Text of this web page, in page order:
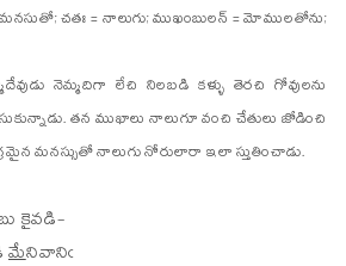
చతః = నాలుగు; ముఖంబులన్ = మోములతోను;
నెమ్మదిగా లేచి నిలబడి కళ్ళు తెరచి గోవులను
తన ముఖాలు నాలుగూ వంచి చేతులు జోడించి
మనస్సుతో నాలుగు నోరులారా ఇలా స్తుతించాడు.
కైవడి-
మేనివానిఁ